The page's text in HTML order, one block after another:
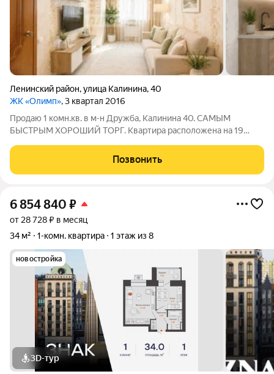
Ленинский район,улица Калинина,40
ЖК «Олимп», 3 квартал 2016
Продаю 1 комн.кв. в м-н Дружба, Калинина 40. САМЫМ
БЫСТРЫМ ХОРОШИЙ ТОРГ. Квартира расположена на 19
кв.м., + площадь застекленной лоджии 6 кв.м.; Состояние
квартиры отличное. Ранее в квартире был
Позвонить
6 854 840 ₽
от 28 728 ₽ в месяц
34 м²
1-комн. квартира 1 этаж из 8
новостройка
3D-тур